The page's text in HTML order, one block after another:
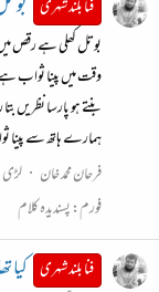
فنا بلند شہری
بوتل کھلی ہے رقص
وقت میں پینا ثواب
بنتے ہو پارسا نظریں
ہمارے ہاتھ سے
فرحان محمد خان
لڑی
فورم:پسندیدہ کلام
فنا بلند شہری کیا